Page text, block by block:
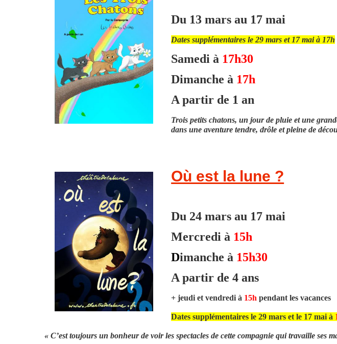
Du 13 mars au 17 mai
Dates supplémentaires le 29 mars et 17 mai à 17h
Samedi à 17h30
Dimanche à 17h
A partir de 1 an
Trois petits chatons, un jour de pluie et une
dans une aventure tendre, drôle et pleine de
Où est la lune ?
Du 24 mars au 17 mai
Mercredi à 15h
Dimanche à 15h30
A partir de 4 ans
+ jeudi et vendredi à 15h pendant les vacances
Dates supplémentaires le 29 mars et le 17 mai à
« C’est toujours un bonheur de voir les spectacles de cette compagnie qui travaille